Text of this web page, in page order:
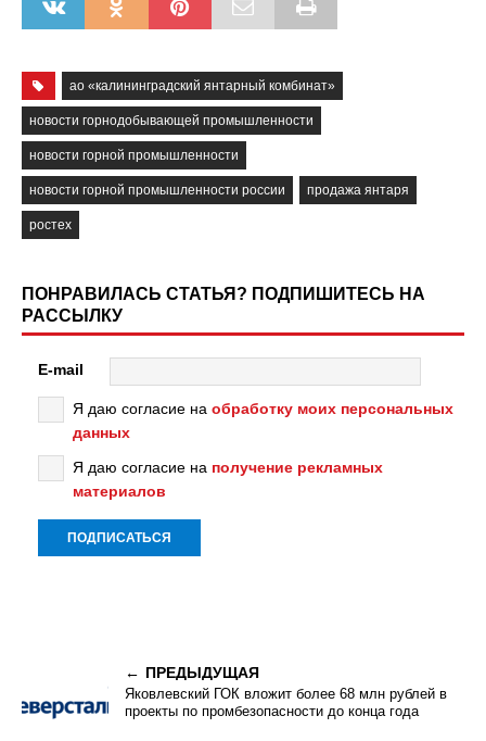
ао «калининградский янтарный комбинат»
новости горнодобывающей промышленности
новости горной промышленности
новости горной промышленности россии продажа янтаря
ростех
ПОНРАВИЛАСЬ СТАТЬЯ? ПОДПИШИТЕСЬ НА
РАССЫЛКУ
E-mail
Я даю согласие на обработку моих персональных
данных
Я даю согласие на получение рекламных
материалов
ПРЕДЫДУЩАЯ
Яковлевский ГОК вложит более 68 млн рублей в
проекты по промбезопасности до конца года